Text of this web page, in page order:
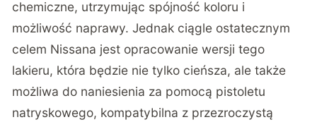
chemiczne, utrzymując spójność koloru i
możliwość naprawy. Jednak ciągle ostatecznym
celem Nissana jest opracowanie wersji tego
lakieru, która będzie nie tylko cieńsza, ale także
możliwa do naniesienia za pomocą pistoletu
natryskowego, kompatybilna z przezroczystą